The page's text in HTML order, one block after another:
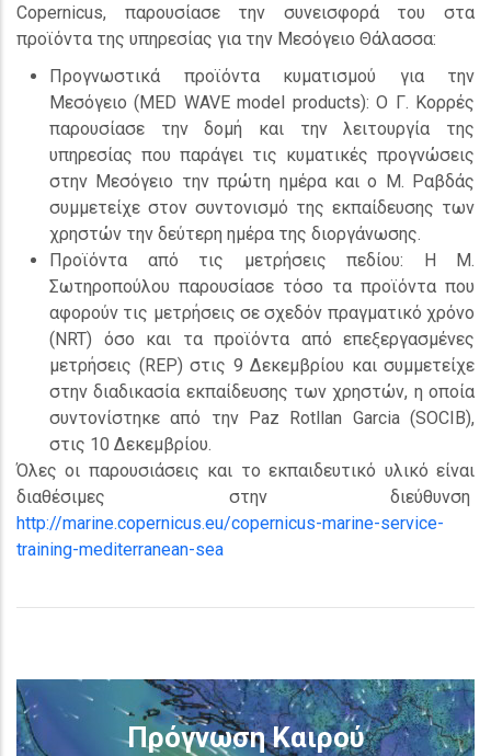
Copernicus, παρουσίασε την συνεισφορά του στα
προϊόντα της υπηρεσίας για την Μεσόγειο Θάλασσα:
Προγνωστικά προϊόντα κυματισμού για την
Μεσόγειο (MED WAVE model products): Ο Γ. Κορρές
παρουσίασε την δομή και την λειτουργία της
υπηρεσίας που παράγει τις κυματικές προγνώσεις
στην Μεσόγειο την πρώτη ημέρα και ο Μ. Ραβδάς
συμμετείχε στον συντονισμό της εκπαίδευσης των
χρηστών την δεύτερη ημέρα της διοργάνωσης.
Προϊόντα από τις μετρήσεις πεδίου: Η Μ.
Σωτηροπούλου παρουσίασε τόσο τα προϊόντα που
αφορούν τις μετρήσεις σε σχεδόν πραγματικό χρόνο
(NRT) όσο και τα προϊόντα από επεξεργασμένες
μετρήσεις (REP) στις 9 Δεκεμβρίου και συμμετείχε
στην διαδικασία εκπαίδευσης των χρηστών, η οποία
συντονίστηκε από την Paz Rotllan Garcia (SOCIB),
στις 10 Δεκεμβρίου.
Όλες οι παρουσιάσεις και το εκπαιδευτικό υλικό είναι
διαθέσιμες στην διεύθυνση
http://marine.copernicus.eu/copernicus-marine-service-
training-mediterranean-sea
Πρόγνωση Καιρού